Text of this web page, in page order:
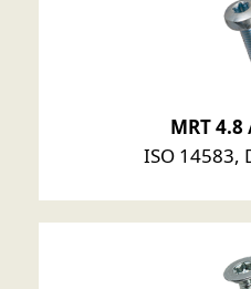
MRT 4.8
ISO 14583,